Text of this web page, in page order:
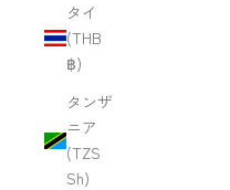
タイ
(THB
฿)
タンザ
ニア
(TZS
Sh)